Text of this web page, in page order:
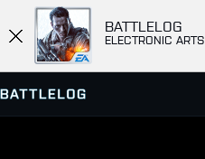
BATTLELOG
ELECTRONIC ARTS